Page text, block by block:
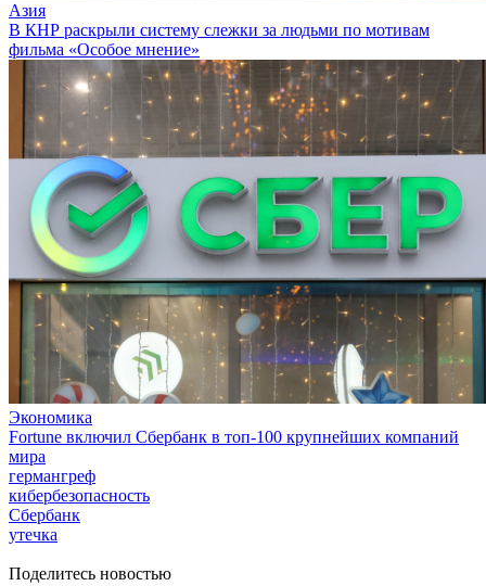
Азия
В КНР раскрыли систему слежки за людьми по мотивам
фильма «Особое мнение»
Экономика
Fortune включил Сбербанк в топ-100 крупнейших компаний
мира
германгреф
кибербезопасность
Сбербанк
утечка
Поделитесь новостью